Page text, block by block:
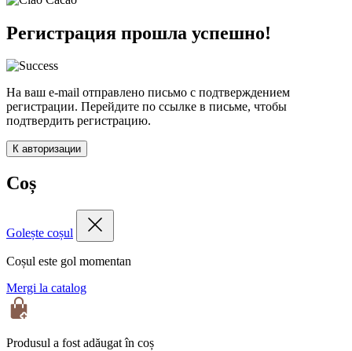
Регистрация прошла успешно!
На ваш e-mail отправлено письмо с подтверждением
регистрации. Перейдите по ссылке в письме, чтобы
подтвердить регистрацию.
К авторизации
Coș
Golește coșul
Coșul este gol momentan
Mergi la catalog
Produsul a fost adăugat în coș